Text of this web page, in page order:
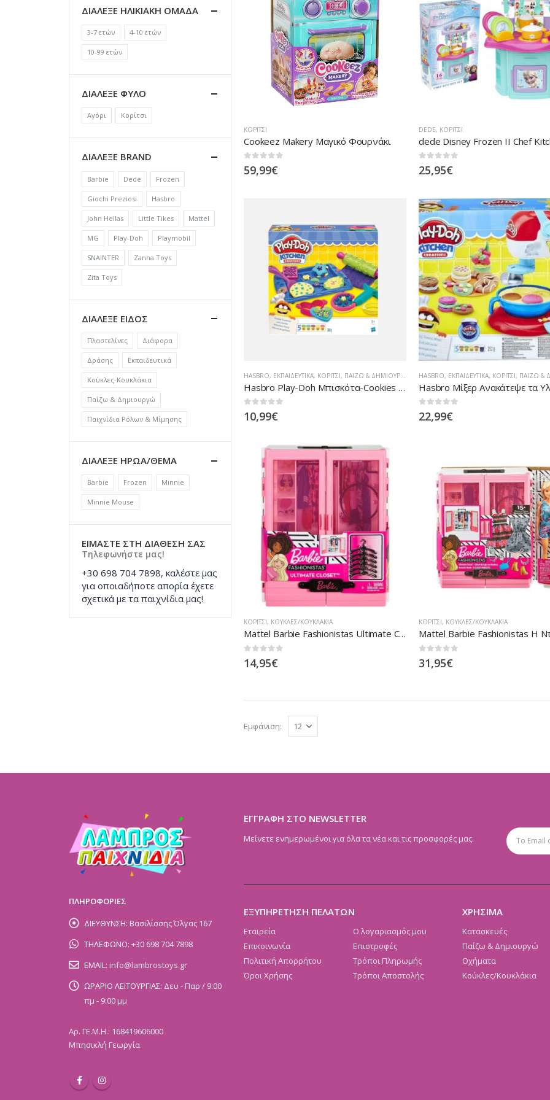
ΚΟΡΊΤΣΙ
Cookeez Makery Μαγικό Φουρνάκι
0out of 5
59,99€
DEDE, ΚΟΡΊΤΣΙ
0out of 5
25,95€
HASBRO, ΕΚΠΑΙΔΕΥΤΙΚΆ, ΚΟΡΊΤΣΙ, ΠΑΊΖΩ & ΔΗΜΙΟΥΡΓΏ
Hasbro Play-Doh Μπισκότα-Cookies 819-03070
0out of 5
10,99€
HASBRO, ΕΚΠΑΙΔΕΥΤΙΚΆ, ΚΟΡΊΤΣΙ, ΠΑΊΖΩ &
0out of 5
22,99€
ΚΟΡΊΤΣΙ, ΚΟΎΚΛΕΣ/ΚΟΥΚΛΆΚΙΑ
Mattel Barbie Fashionistas Ultimate Closet Ντουλάπα GBK11
14,95€
ΚΟΡΊΤΣΙ, ΚΟΎΚΛΕΣ/ΚΟΥΚΛΆΚΙΑ
31,95€
Εμφάνιση:
ΔΙΑΛΕΞΕ ΗΛΙΚΙΑΚΗ ΟΜΑΔΑ
3-7 ετών 4-10 ετών
10-99 ετών
ΔΙΑΛΕΞΕ ΦΥΛΟ
Αγόρι Κορίτσι
ΔΙΑΛΕΞΕ BRAND
Barbie Dede Frozen
Giochi Preziosi Hasbro
John Hellas Little Tikes Mattel
MG Play-Doh Playmobil
SNAINTER Zanna Toys
Zita Toys
ΔΙΑΛΕΞΕ ΕΙΔΟΣ
Πλαστελίνες Διάφορα
Δράσης Εκπαιδευτικά
Κούκλες-Κουκλάκια
Παίζω & Δημιουργώ
Παιχνίδια Ρόλων & Μίμησης
ΔΙΑΛΕΞΕ ΗΡΩΑ/ΘΕΜΑ
Barbie Frozen Minnie
Minnie Mouse
ΕΙΜΑΣΤΕ ΣΤΗ ΔΙΑΘΕΣΗ ΣΑΣ
Τηλεφωνήστε μας!
+30 698 704 7898, καλέστε μας
για οποιαδήποτε απορία έχετε
σχετικά με τα παιχνίδια μας!
ΠΛΗΡΟΦΟΡΙΕΣ
ΔΙΕΥΘΥΝΣΗ: Βασιλίσσης Όλγας 167
ΤΗΛΕΦΩΝΟ: +30 698 704 7898
EMAIL: info@lambrostoys.gr
ΩΡΑΡΙΟ ΛΕΙΤΟΥΡΓΙΑΣ: Δευ - Παρ / 9:00
πμ - 9:00 μμ
Αρ. ΓΕ.Μ.Η.: 168419606000
Μπησικλή Γεωργία
ΕΓΓΡΑΦΗ ΣΤΟ NEWSLETTER
Μείνετε ενημερωμένοι για όλα τα νέα και τις προσφορές μας.
ΕΞΥΠΗΡΕΤΗΣΗ ΠΕΛΑΤΩΝ
Εταιρεία
Επικοινωνία
Πολιτική Απορρήτου
Όροι Χρήσης
Ο λογαριασμός μου
Επιστροφές
Τρόποι Πληρωμής
Τρόποι Αποστολής
ΧΡΗΣΙΜΑ
Κατασκευές
Παίζω & Δημιουργώ
Οχήματα
Κούκλες/Κουκλάκια